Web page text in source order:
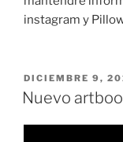
instagram y
PUBLICADO
EL
DICIEMBRE 9,
Nuevo